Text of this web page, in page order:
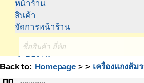
แบบฟอร์ม
คู่มือ
เสนอแนะใน
การพัฒนา
ระบบงาน
หน้าร้าน
สินค้า
จัดการหน้าร้าน
Back to: Homepage > > เครื่องแกงส้ม